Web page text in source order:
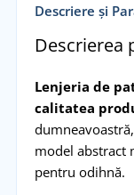
Descriere și
Descrierea
Lenjeria de
calitatea
model abstract
pentru odihnă.